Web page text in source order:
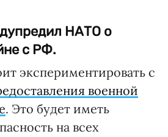
НАТО о
с РФ.
экспериментировать с
военной
. Это будет иметь
на всех